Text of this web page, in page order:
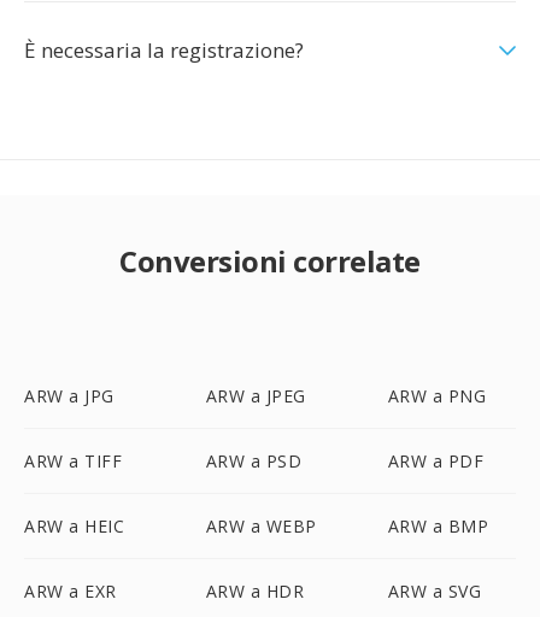
È necessaria la registrazione?
Conversioni correlate
ARW a JPG ARW a JPEG ARW a PNG
ARW a TIFF ARW a PSD ARW a PDF
ARW a HEIC ARW a WEBP ARW a BMP
ARW a EXR ARW a HDR ARW a SVG